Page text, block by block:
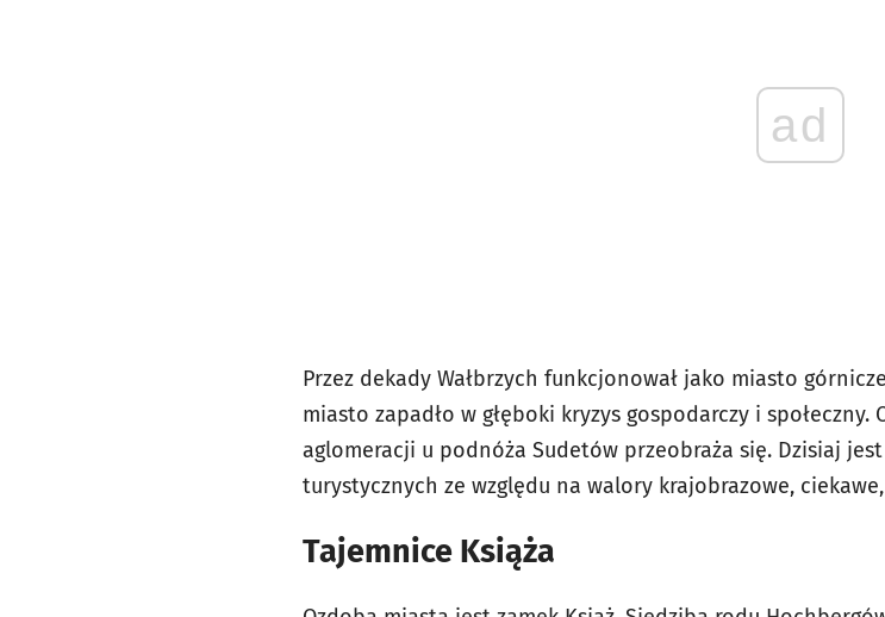
ad
Przez dekady Wałbrzych funkcjonował jako miasto
miasto zapadło w głęboki kryzys gospodarczy i
aglomeracji u podnóża Sudetów przeobraża się. Dzisiaj
turystycznych ze względu na walory krajobrazowe,
Tajemnice Książa